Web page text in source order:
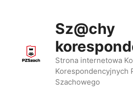
Sz@chy
Strona internetowa
Korespondencyjnych
Szachowego